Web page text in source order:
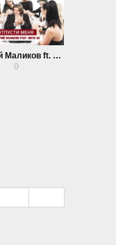
Дмитрий Маликов ft. Витя АК — Отпусти меня
0